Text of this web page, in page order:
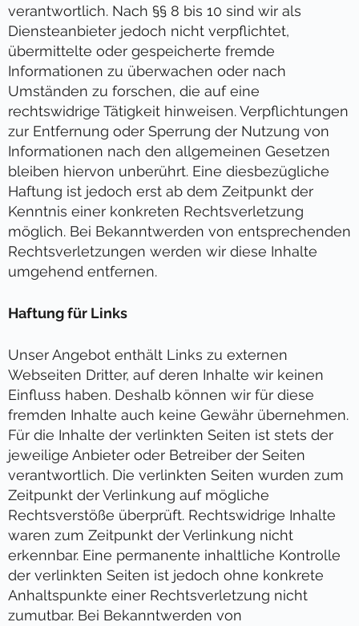
verantwortlich. Nach §§ 8 bis 10 sind wir als
Diensteanbieter jedoch nicht verpflichtet,
übermittelte oder gespeicherte fremde
Informationen zu überwachen oder nach
Umständen zu forschen, die auf eine
rechtswidrige Tätigkeit hinweisen. Verpflichtungen
zur Entfernung oder Sperrung der Nutzung von
Informationen nach den allgemeinen Gesetzen
bleiben hiervon unberührt. Eine diesbezügliche
Haftung ist jedoch erst ab dem Zeitpunkt der
Kenntnis einer konkreten Rechtsverletzung
möglich. Bei Bekanntwerden von entsprechenden
Rechtsverletzungen werden wir diese Inhalte
umgehend entfernen.
Haftung für Links
Unser Angebot enthält Links zu externen
Webseiten Dritter, auf deren Inhalte wir keinen
Einfluss haben. Deshalb können wir für diese
fremden Inhalte auch keine Gewähr übernehmen.
Für die Inhalte der verlinkten Seiten ist stets der
jeweilige Anbieter oder Betreiber der Seiten
verantwortlich. Die verlinkten Seiten wurden zum
Zeitpunkt der Verlinkung auf mögliche
Rechtsverstöße überprüft. Rechtswidrige Inhalte
waren zum Zeitpunkt der Verlinkung nicht
erkennbar. Eine permanente inhaltliche Kontrolle
der verlinkten Seiten ist jedoch ohne konkrete
Anhaltspunkte einer Rechtsverletzung nicht
zumutbar. Bei Bekanntwerden von